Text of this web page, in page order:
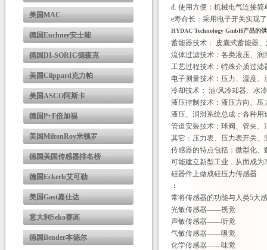
美国MAC
德国Euchner安士能
德国DI-SORIC德森克
美国Clippard克力帕
美国ASCO阿斯卡
德国P+F倍加福
美国MiltonRoy米顿罗
德国美国传感器排名榜
德国Eckerle艾可勒
美国Gast嘉仕达
意大利Seko赛高
德国Bender本德尔
d. 使用方便：机械电气连接
e寿命长：采用电子开关实现
HYDAC Technology GmbH产品的
蓄能器技术： 皮囊式蓄能器
流体过滤技术：各类液压、
工艺过程技术：特殊介质过
电子测量技术：压力、温度
冷却技术： 油/风冷却器、水
液压控制技术：液压方向、
液压、润滑系统总成：各种
管道安装技术：球阀、管夹
其它：压力表、压力表开关
传感器的特点包括：微型化
可能建立新型工业，从而成
硅器件上做成硅压力传感器
：
常将传感器的功能与人类5大
光敏传感器——视觉
声敏传感器——听觉
气敏传感器——嗅觉
化学传感器——味觉